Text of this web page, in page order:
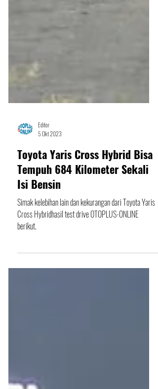
5 Okt 2023
Toyota Yaris Cross Hybrid Bisa
Tempuh 684 Kilometer Sekali
Isi Bensin
Simak kelebihan lain dan kekurangan dari Toyota Yaris
Cross Hybridhasil test drive OTOPLUS-ONLINE